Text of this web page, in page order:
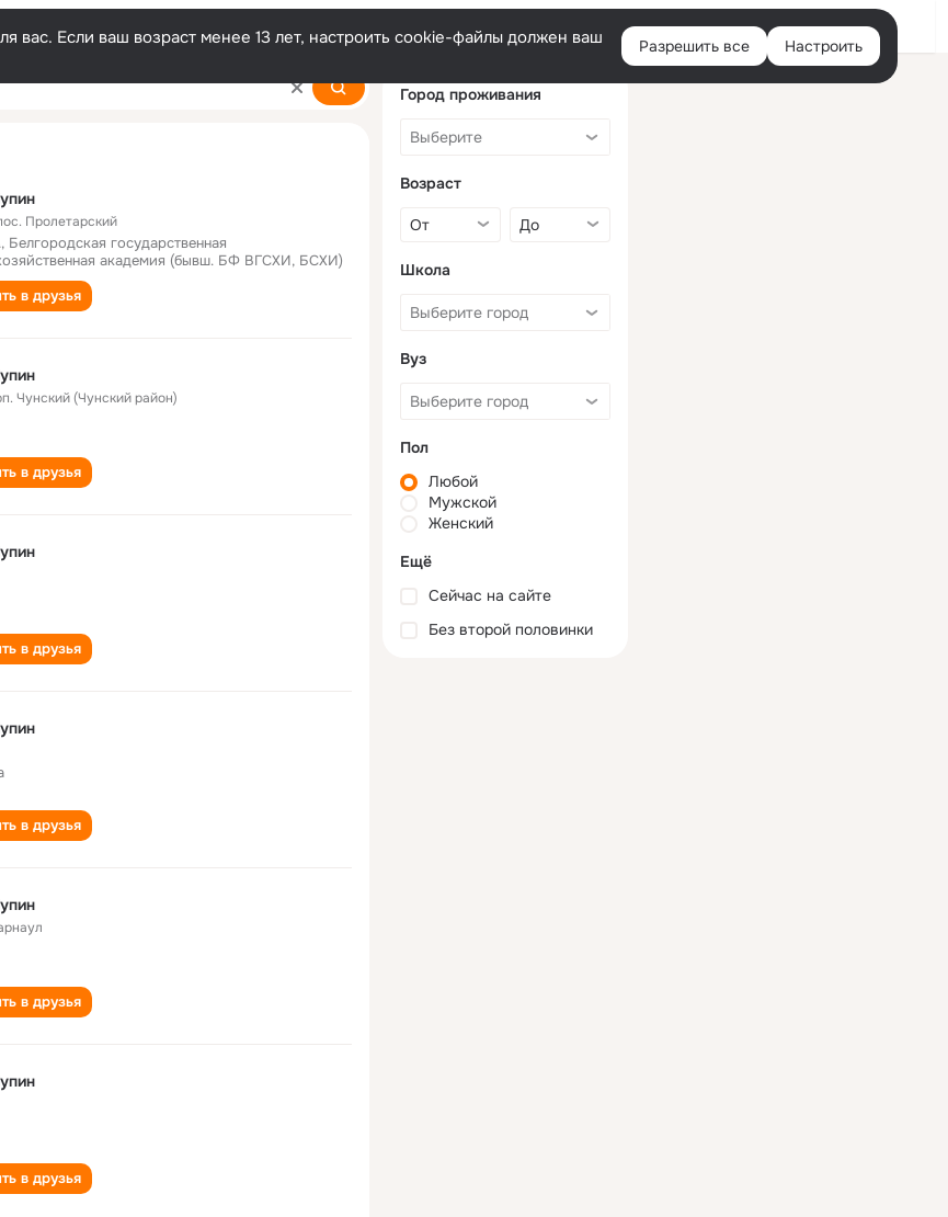
Войти
вас. Если ваш возраст менее 13 лет, настроить cookie-файлы должен ваш
Разрешить все Настроить
Пролетарский
Белгородская государственная
академия (бывш. БФ ВГСХИ, БСХИ)
в друзья
Чунский (Чунский район)
в друзья
в друзья
в друзья
в друзья
в друзья
Город проживания
Возраст
Школа
Вуз
Пол
Любой
Мужской
Женский
Ещё
Сейчас на сайте
Без второй половинки